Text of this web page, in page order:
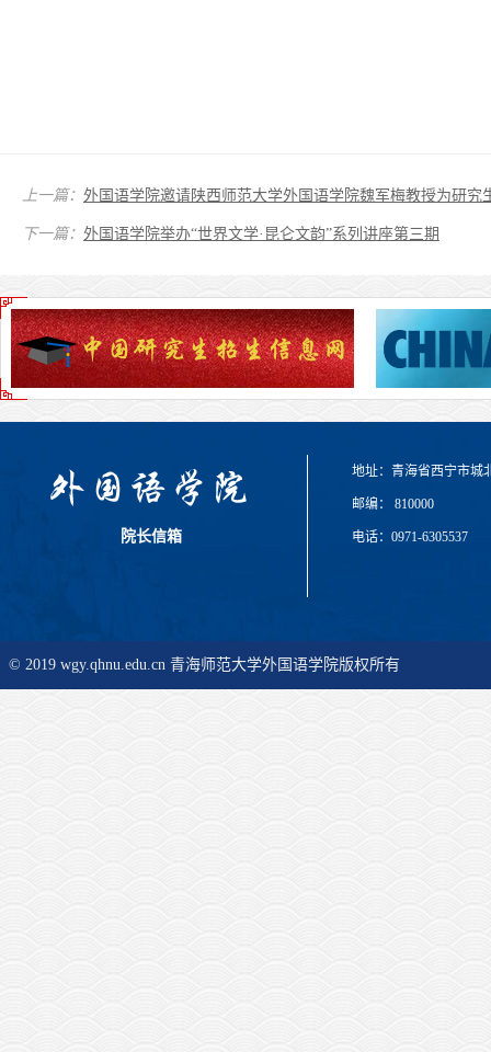
上一篇： 外国语学院邀请陕西师范大学外国语学院魏军梅教授为研究
下一篇： 外国语学院举办“世界文学·昆仑文韵”系列讲座第三期
院长信箱
地址：青海省西宁市城
邮编： 810000
电话：0971-6305537
© 2019 wgy.qhnu.edu.cn 青海师范大学外国语学院版权所有